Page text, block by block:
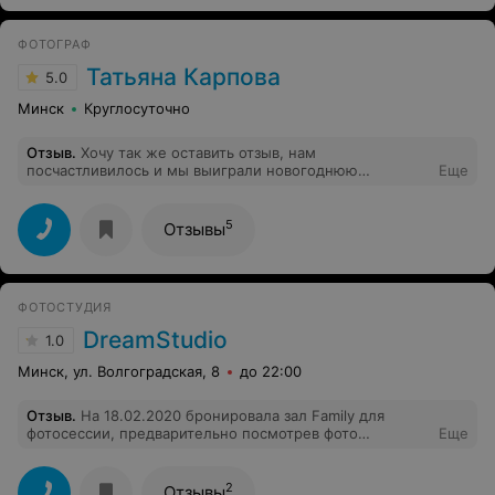
ФОТОГРАФ
5.0 Татьяна Карпова
Минск Круглосуточно
Отзыв. Хочу так же оставить отзыв, нам
посчастливилось и мы выиграли новогоднюю
дела, все очень прошло замечательно, а самое главное
очень легко и приятно было работать, работу отдает
очень быстро, обработка понравилась, буду
обращаться еще и всем советовать! Удачи вам во всем!
Процветания! С Наступающим Новым Годом!
Еще
Отзывы5
ФОТОСТУДИЯ
1.0 DreamStudio
Минск, ул. Волгоградская, 8 до 22:00
Отзыв. На 18.02.2020 бронировала зал Family для
фотосессии, предварительно посмотрев фото
разочарование, когда мы увидели зал своими глазами.
На фото зал большой, светлый и чистый!! А мы
Еще
2